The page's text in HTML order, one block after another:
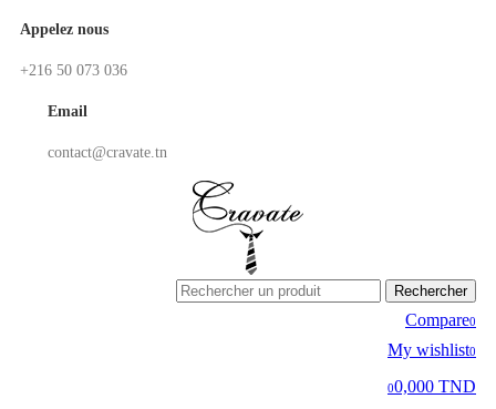
Appelez nous
+216 50 073 036
Email
contact@cravate.tn
Rechercher
Compare0
My wishlist0
00,000 TND